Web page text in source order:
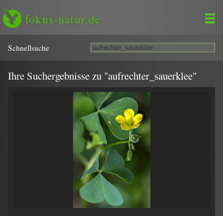
fokus-natur.de
Schnell­suche
Ihre Suchergebnisse zu "aufrechter_sauerklee"